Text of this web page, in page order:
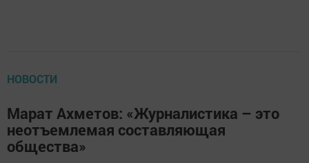
НОВОСТИ
Марат Ахметов: «Журналистика – это
неотъемлемая составляющая
общества»